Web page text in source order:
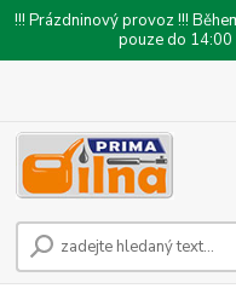
!!! Prázdninový provoz !!!
pouze do 14:00